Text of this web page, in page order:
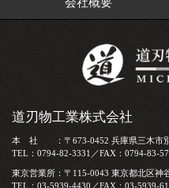
道刃物工業株式会社
本 社 ：〒673-0452 兵庫県三木市別
TEL：0794-82-3331／FAX：0794-83-
東京営業所：〒115-0043 東京都北区神
TEL：03-5939-4430／FAX：03-5939-